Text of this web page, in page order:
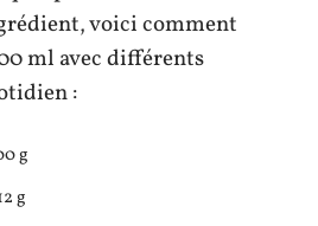
voici comment
ml avec différents
:
g
g